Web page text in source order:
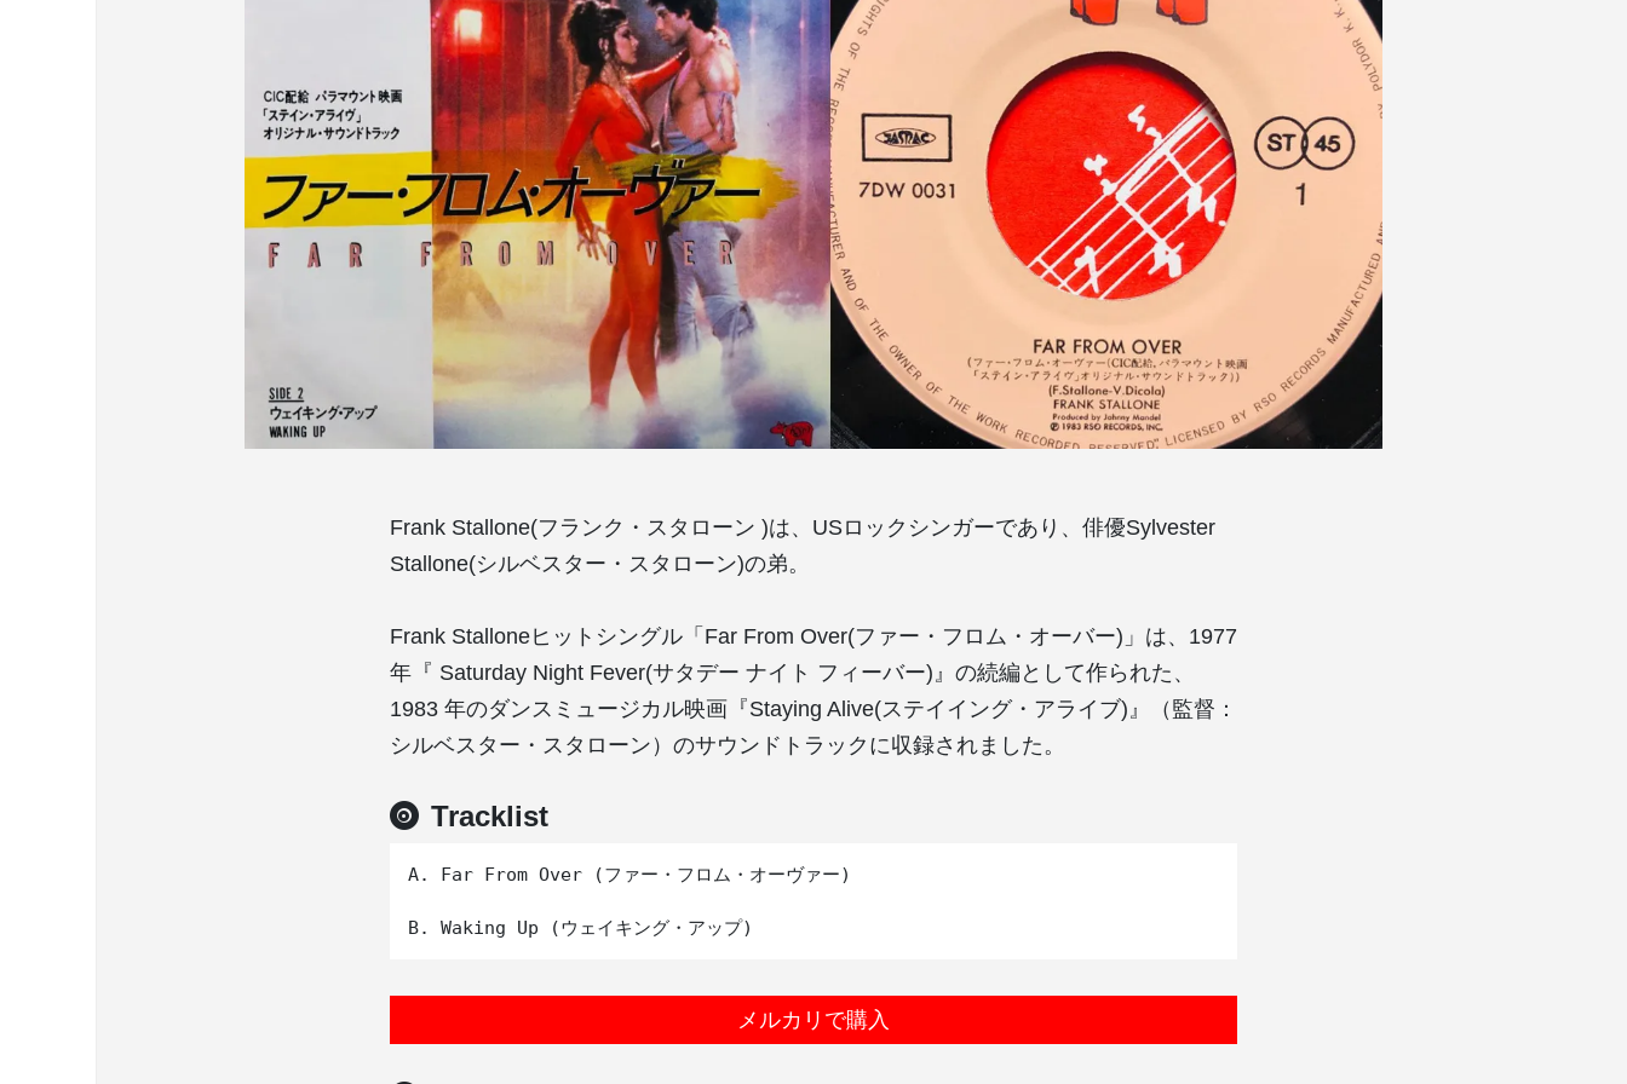
Frank Stallone(フランク・スタローン )は、USロックシンガーであり、俳優Sylvester
Stallone(シルベスター・スタローン)の弟。
Frank Stalloneヒットシングル「Far From Over(ファー・フロム・オーバー)」は、1977
年『 Saturday Night Fever(サタデー ナイト フィーバー)』の続編として作られた、
1983 年のダンスミュージカル映画『Staying Alive(ステイイング・アライブ)』（監督：
シルベスター・スタローン）のサウンドトラックに収録されました。
Tracklist
A. Far From Over (ファー・フロム・オーヴァー)
メルカリで購入